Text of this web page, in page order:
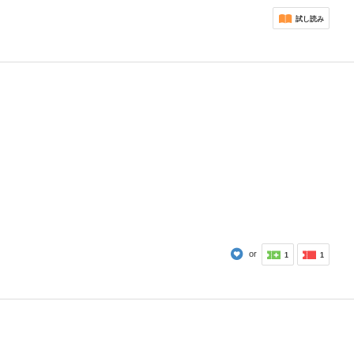
試し読み
or 1 1